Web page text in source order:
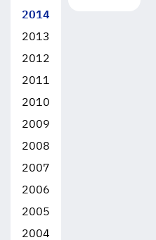
2014
2013
2012
2011
2010
2009
2008
2007
2006
2005
2004